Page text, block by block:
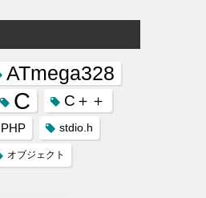
ATmega328
C C＋＋
PHP stdio.h
オブジェクト